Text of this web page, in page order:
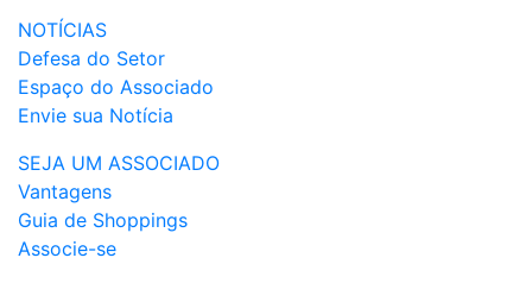
NOTÍCIAS
Defesa do Setor
Espaço do Associado
Envie sua Notícia
SEJA UM ASSOCIADO
Vantagens
Guia de Shoppings
Associe-se